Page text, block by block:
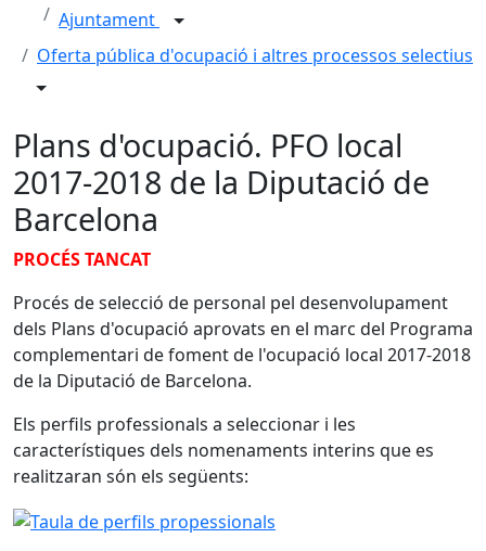
Ajuntament
Oferta pública d'ocupació i altres processos selectius
Plans d'ocupació. PFO local
2017-2018 de la Diputació de
Barcelona
PROCÉS TANCAT
Procés de selecció de personal pel desenvolupament
dels Plans d'ocupació aprovats en el marc del Programa
complementari de foment de l'ocupació local 2017-2018
de la Diputació de Barcelona.
Els perfils professionals a seleccionar i les
característiques dels nomenaments interins que es
realitzaran són els següents: